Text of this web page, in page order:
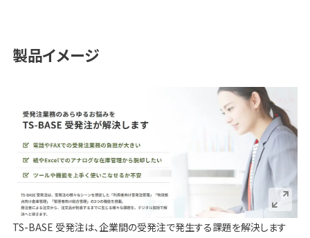
製品イメージ
TS-BASE 受発注は、企業間の受発注で発生する課題を解決します